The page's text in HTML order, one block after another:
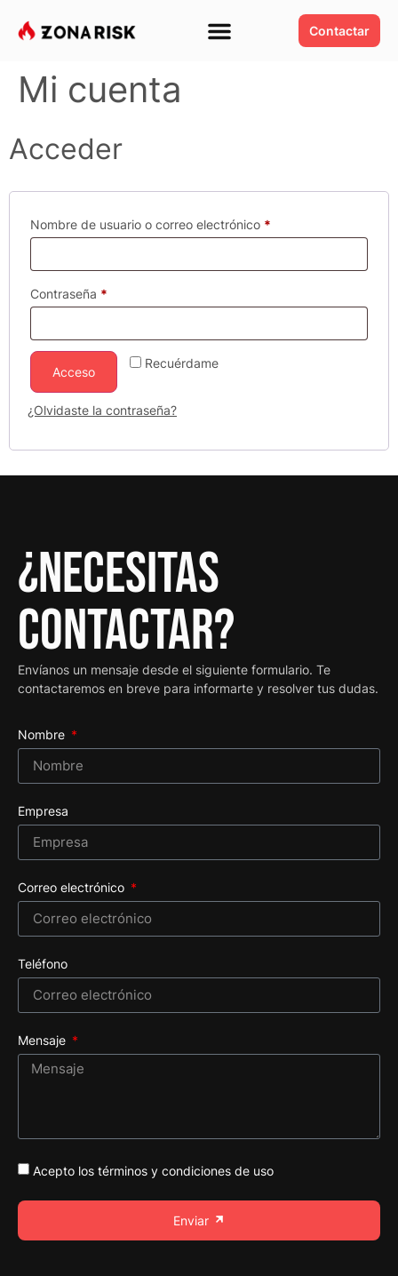
Contactar
Mi cuenta
Acceder
Nombre de usuario o correo electrónico *
Contraseña *
Recuérdame
Acceso
¿Olvidaste la contraseña?
¿Necesitas
contactar?
Envíanos un mensaje desde el siguiente formulario. Te
contactaremos en breve para informarte y resolver tus dudas.
Nombre
Empresa
Correo electrónico
Teléfono
Mensaje
Acepto los términos y condiciones de uso
Enviar